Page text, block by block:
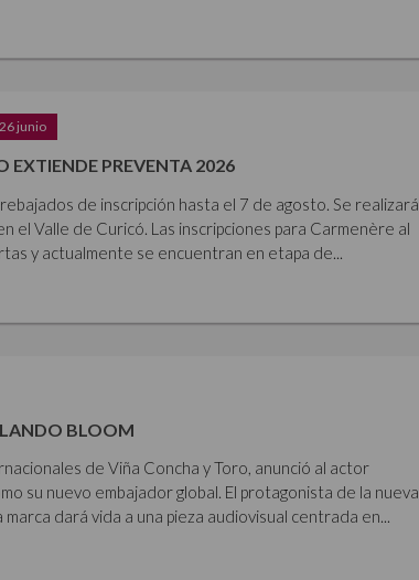
26 junio
EXTIENDE PREVENTA 2026
de inscripción hasta el 7 de agosto. Se realizará
el Valle de Curicó. Las inscripciones para Carmenère al
y actualmente se encuentran en etapa de...
BLOOM
de Viña Concha y Toro, anunció al actor
su nuevo embajador global. El protagonista de la nueva
dará vida a una pieza audiovisual centrada en...